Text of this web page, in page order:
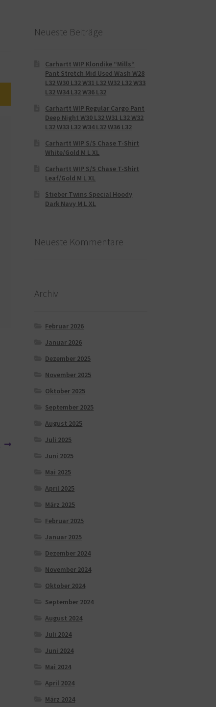
Neueste Beiträge
Carhartt WIP Klondike “Mills“
Pant Stretch Mid Used Wash W28
L32 W30 L32 W31 L32 W32 L32 W33
L32 W34 L32 W36 L32
Carhartt WIP Regular Cargo Pant
Deep Night W30 L32 W31 L32 W32
L32 W33 L32 W34 L32 W36 L32
Carhartt WIP S/S Chase T-Shirt
White/Gold M L XL
Carhartt WIP S/S Chase T-Shirt
Leaf/Gold M L XL
Stieber Twins Special Hoody
Dark Navy M L XL
Neueste Kommentare
Archiv
Februar 2026
Januar 2026
Dezember 2025
November 2025
Oktober 2025
September 2025
August 2025
Juli 2025
Juni 2025
Mai 2025
April 2025
März 2025
Februar 2025
Januar 2025
Dezember 2024
November 2024
Oktober 2024
September 2024
August 2024
Juli 2024
Juni 2024
Mai 2024
April 2024
März 2024